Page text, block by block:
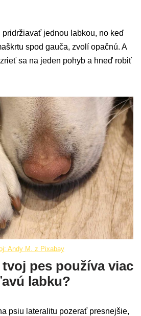
pridržiavať jednou labkou, no keď
spod gauča, zvolí opačnú. A
sa na jeden pohyb a hneď robiť
Andy M. z Pixabay
pes používa viac
labku?
psiu lateralitu pozerať presnejšie,